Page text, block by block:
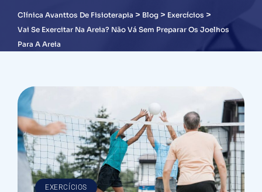
Clínica Avanttos De Fisioterapia > Blog > Exercícios >
Vai Se Exercitar Na Areia? Não Vá Sem Preparar Os Joelhos
Para A Areia
EXERCÍCIOS